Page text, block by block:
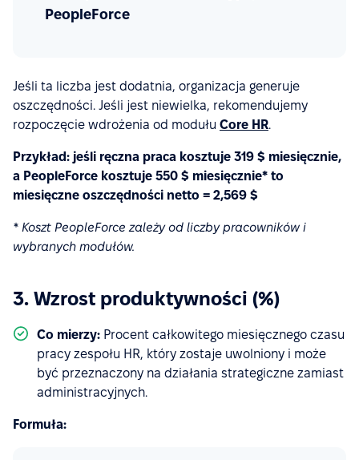
PeopleForce
Jeśli ta liczba jest dodatnia, organizacja generuje
oszczędności. Jeśli jest niewielka, rekomendujemy
rozpoczęcie wdrożenia od modułu Core HR.
Przykład: jeśli ręczna praca kosztuje 319 $ miesięcznie,
a PeopleForce kosztuje 550 $ miesięcznie* to
miesięczne oszczędności netto = 2,569 $
* Koszt PeopleForce zależy od liczby pracowników i
wybranych modułów.
3. Wzrost produktywności (%)
Co mierzy: Procent całkowitego miesięcznego czasu
pracy zespołu HR, który zostaje uwolniony i może
być przeznaczony na działania strategiczne zamiast
administracyjnych.
Formuła: